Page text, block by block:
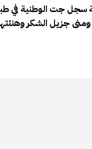
جت الوطنية في